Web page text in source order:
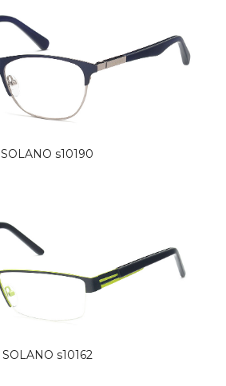
SOLANO s10190
SOLANO s10162